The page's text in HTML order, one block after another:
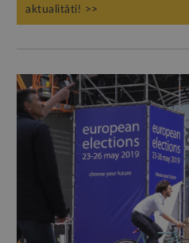
aktualitāti! >>